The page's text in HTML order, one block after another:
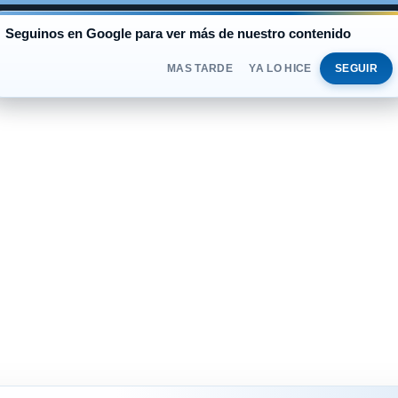
DOLAR BLUE$1.525OFICIAL$1.520 SÁBADO
Seguinos en Google para ver más de nuestro contenido
MAS TARDE YA LO HICE SEGUIR